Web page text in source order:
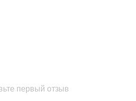
первый отзыв